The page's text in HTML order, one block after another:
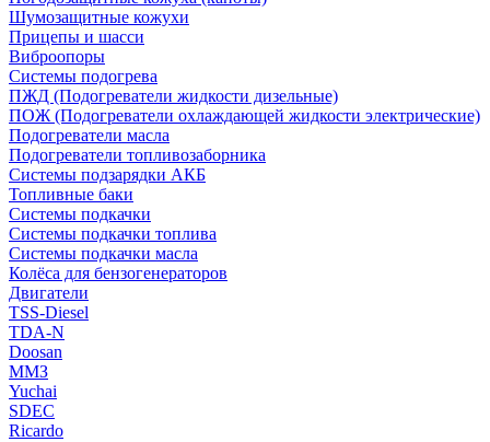
Шумозащитные кожухи
Прицепы и шасси
Виброопоры
Системы подогрева
ПЖД (Подогреватели жидкости дизельные)
ПОЖ (Подогреватели охлаждающей жидкости электрические)
Подогреватели масла
Подогреватели топливозаборника
Системы подзарядки АКБ
Топливные баки
Системы подкачки
Системы подкачки топлива
Системы подкачки масла
Колёса для бензогенераторов
Двигатели
TSS-Diesel
TDA-N
Doosan
ММЗ
Yuchai
SDEC
Ricardo